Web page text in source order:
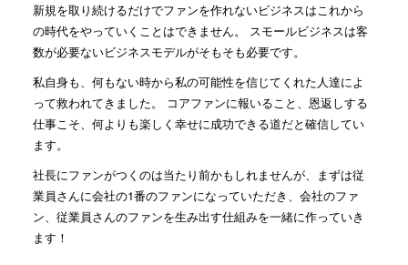
新規を取り続けるだけでファンを作れないビジネスはこれから
の時代をやっていくことはできません。 スモールビジネスは客
数が必要ないビジネスモデルがそもそも必要です。
私自身も、何もない時から私の可能性を信じてくれた人達によ
って救われてきました。 コアファンに報いること、恩返しする
仕事こそ、何よりも楽しく幸せに成功できる道だと確信してい
ます。
社長にファンがつくのは当たり前かもしれませんが、まずは従
業員さんに会社の1番のファンになっていただき、会社のファ
ン、従業員さんのファンを生み出す仕組みを一緒に作っていき
ます！